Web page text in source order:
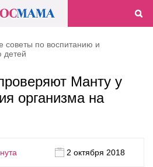
советы по воспитанию и
детей
Манту у
организма на
2 октября 2018